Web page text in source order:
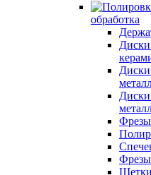
обработка
Диски
Фрезы